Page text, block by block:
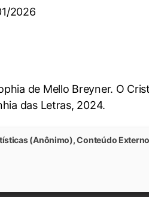
2026
de Mello Breyner. O
das Letras, 2024.
(Anônimo), Conteúdo